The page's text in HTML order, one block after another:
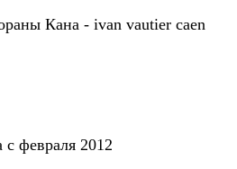
с февраля 2012